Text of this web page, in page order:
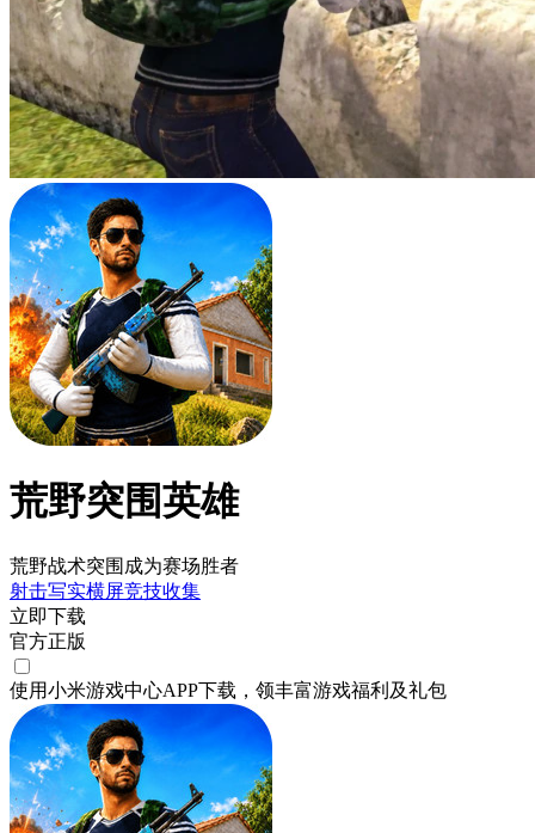
荒野突围英雄
荒野战术突围成为赛场胜者
射击写实横屏竞技收集
立即下载
官方正版
使用小米游戏中心APP下载 ，领丰富游戏福利 及礼包